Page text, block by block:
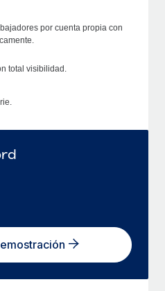
por cuenta propia con
total visibilidad.